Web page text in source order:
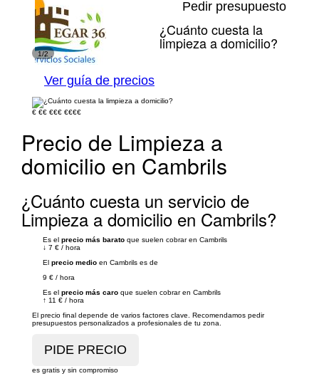
1/2
Pedir presupuesto
¿Cuánto cuesta la
limpieza a domicilio?
Ver guía de precios
€ €€ €€€ €€€€
Precio de Limpieza a
domicilio en Cambrils
¿Cuánto cuesta un servicio de
Limpieza a domicilio en Cambrils?
Es el precio más barato que suelen cobrar en Cambrils
↓ 7 € / hora
El precio medio en Cambrils es de
9 € / hora
Es el precio más caro que suelen cobrar en Cambrils
↑ 11 € / hora
El precio final depende de varios factores clave. Recomendamos pedir
presupuestos personalizados a profesionales de tu zona.
es gratis y sin compromiso